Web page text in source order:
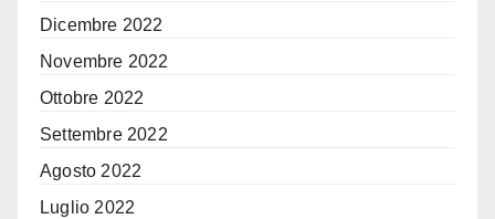
Dicembre 2022
Novembre 2022
Ottobre 2022
Settembre 2022
Agosto 2022
Luglio 2022